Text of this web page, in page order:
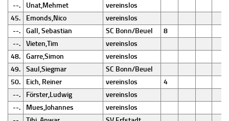
--.
Unat,Mehmet
vereinslos
45.
Emonds,Nico
vereinslos
--.
Gall, Sebastian SC Bonn/Beuel
8
--.
Vieten,Tim
vereinslos
48.
Garre,Simon
vereinslos
49.
Saul,Siegmar
SC Bonn/Beuel
50.
Eich, Reiner vereinslos
4
--.
Förster,Ludwig
vereinslos
--.
Mues,Johannes
vereinslos